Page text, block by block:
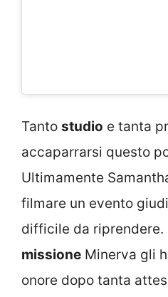
Tanto studio e tanta
accaparrarsi questo
Ultimamente
filmare un evento
difficile da riprendere.
missione Minerva gli
onore dopo tanta